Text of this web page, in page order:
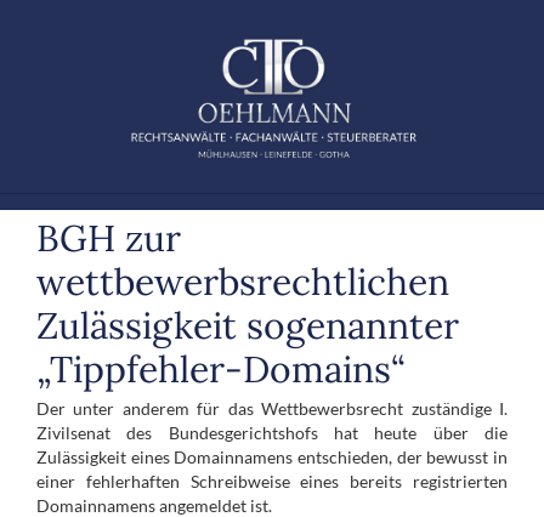
BGH zur
wettbewerbsrechtlichen
Zulässigkeit sogenannter
„Tippfehler-Domains“
Der unter anderem für das Wettbewerbsrecht zuständige I.
Zivilsenat des Bundesgerichtshofs hat heute über die
Zulässigkeit eines Domainnamens entschieden, der bewusst in
einer fehlerhaften Schreibweise eines bereits registrierten
Domainnamens angemeldet ist.